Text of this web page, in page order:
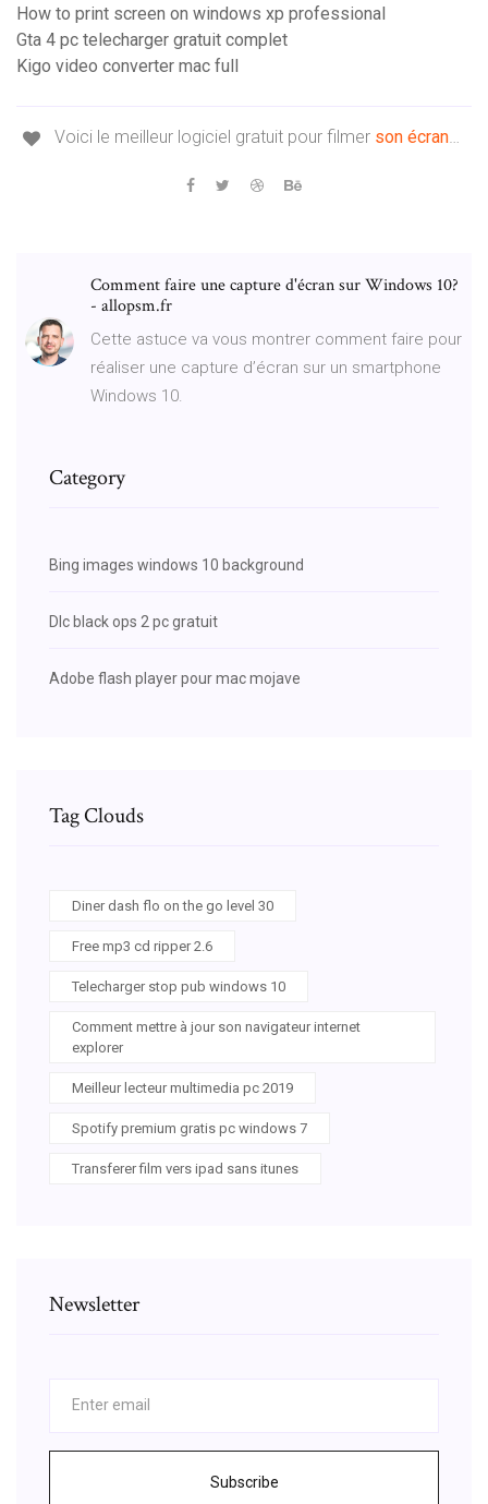
How to print screen on windows xp professional
Gta 4 pc telecharger gratuit complet
Kigo video converter mac full
Voici le meilleur logiciel gratuit pour filmer son écran…
Comment faire une capture d'écran sur Windows 10?
- allopsm.fr
Cette astuce va vous montrer comment faire pour
réaliser une capture d’écran sur un smartphone
Windows 10.
Category
Bing images windows 10 background
Dlc black ops 2 pc gratuit
Adobe flash player pour mac mojave
Tag Clouds
Diner dash flo on the go level 30
Free mp3 cd ripper 2.6
Telecharger stop pub windows 10
Comment mettre à jour son navigateur internet
explorer
Meilleur lecteur multimedia pc 2019
Spotify premium gratis pc windows 7
Transferer film vers ipad sans itunes
Newsletter
Subscribe